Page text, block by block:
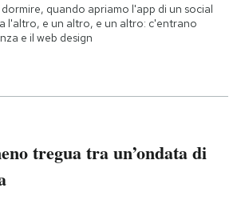
quando apriamo l'app di un social
l'altro, e un altro, e un altro: c'entrano
e il web design
tregua tra un’ondata di